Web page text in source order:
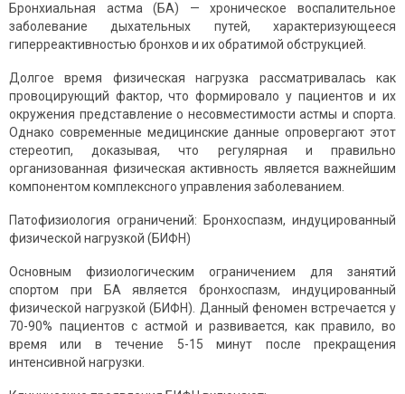
Бронхиальная астма (БА) — хроническое воспалительное
заболевание дыхательных путей, характеризующееся
гиперреактивностью бронхов и их обратимой обструкцией.
Долгое время физическая нагрузка рассматривалась как
провоцирующий фактор, что формировало у пациентов и их
окружения представление о несовместимости астмы и спорта.
Однако современные медицинские данные опровергают этот
стереотип, доказывая, что регулярная и правильно
организованная физическая активность является важнейшим
компонентом комплексного управления заболеванием.
Патофизиология ограничений: Бронхоспазм, индуцированный
физической нагрузкой (БИФН)
Основным физиологическим ограничением для занятий
спортом при БА является бронхоспазм, индуцированный
физической нагрузкой (БИФН). Данный феномен встречается у
70-90% пациентов с астмой и развивается, как правило, во
время или в течение 5-15 минут после прекращения
интенсивной нагрузки.